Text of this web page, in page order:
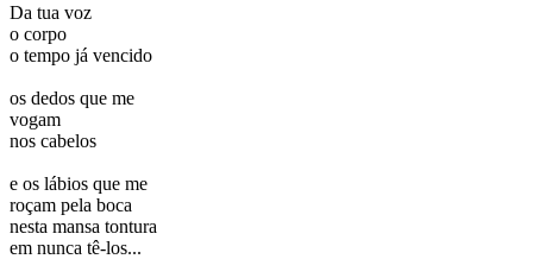
Da tua voz
o corpo
o tempo já vencido
os dedos que me
vogam
nos cabelos
e os lábios que me
roçam pela boca
nesta mansa tontura
em nunca tê-los...